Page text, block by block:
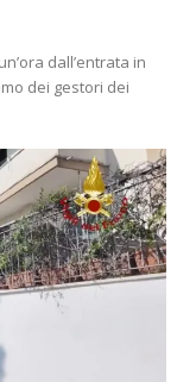
dall’entrata in
dei gestori dei